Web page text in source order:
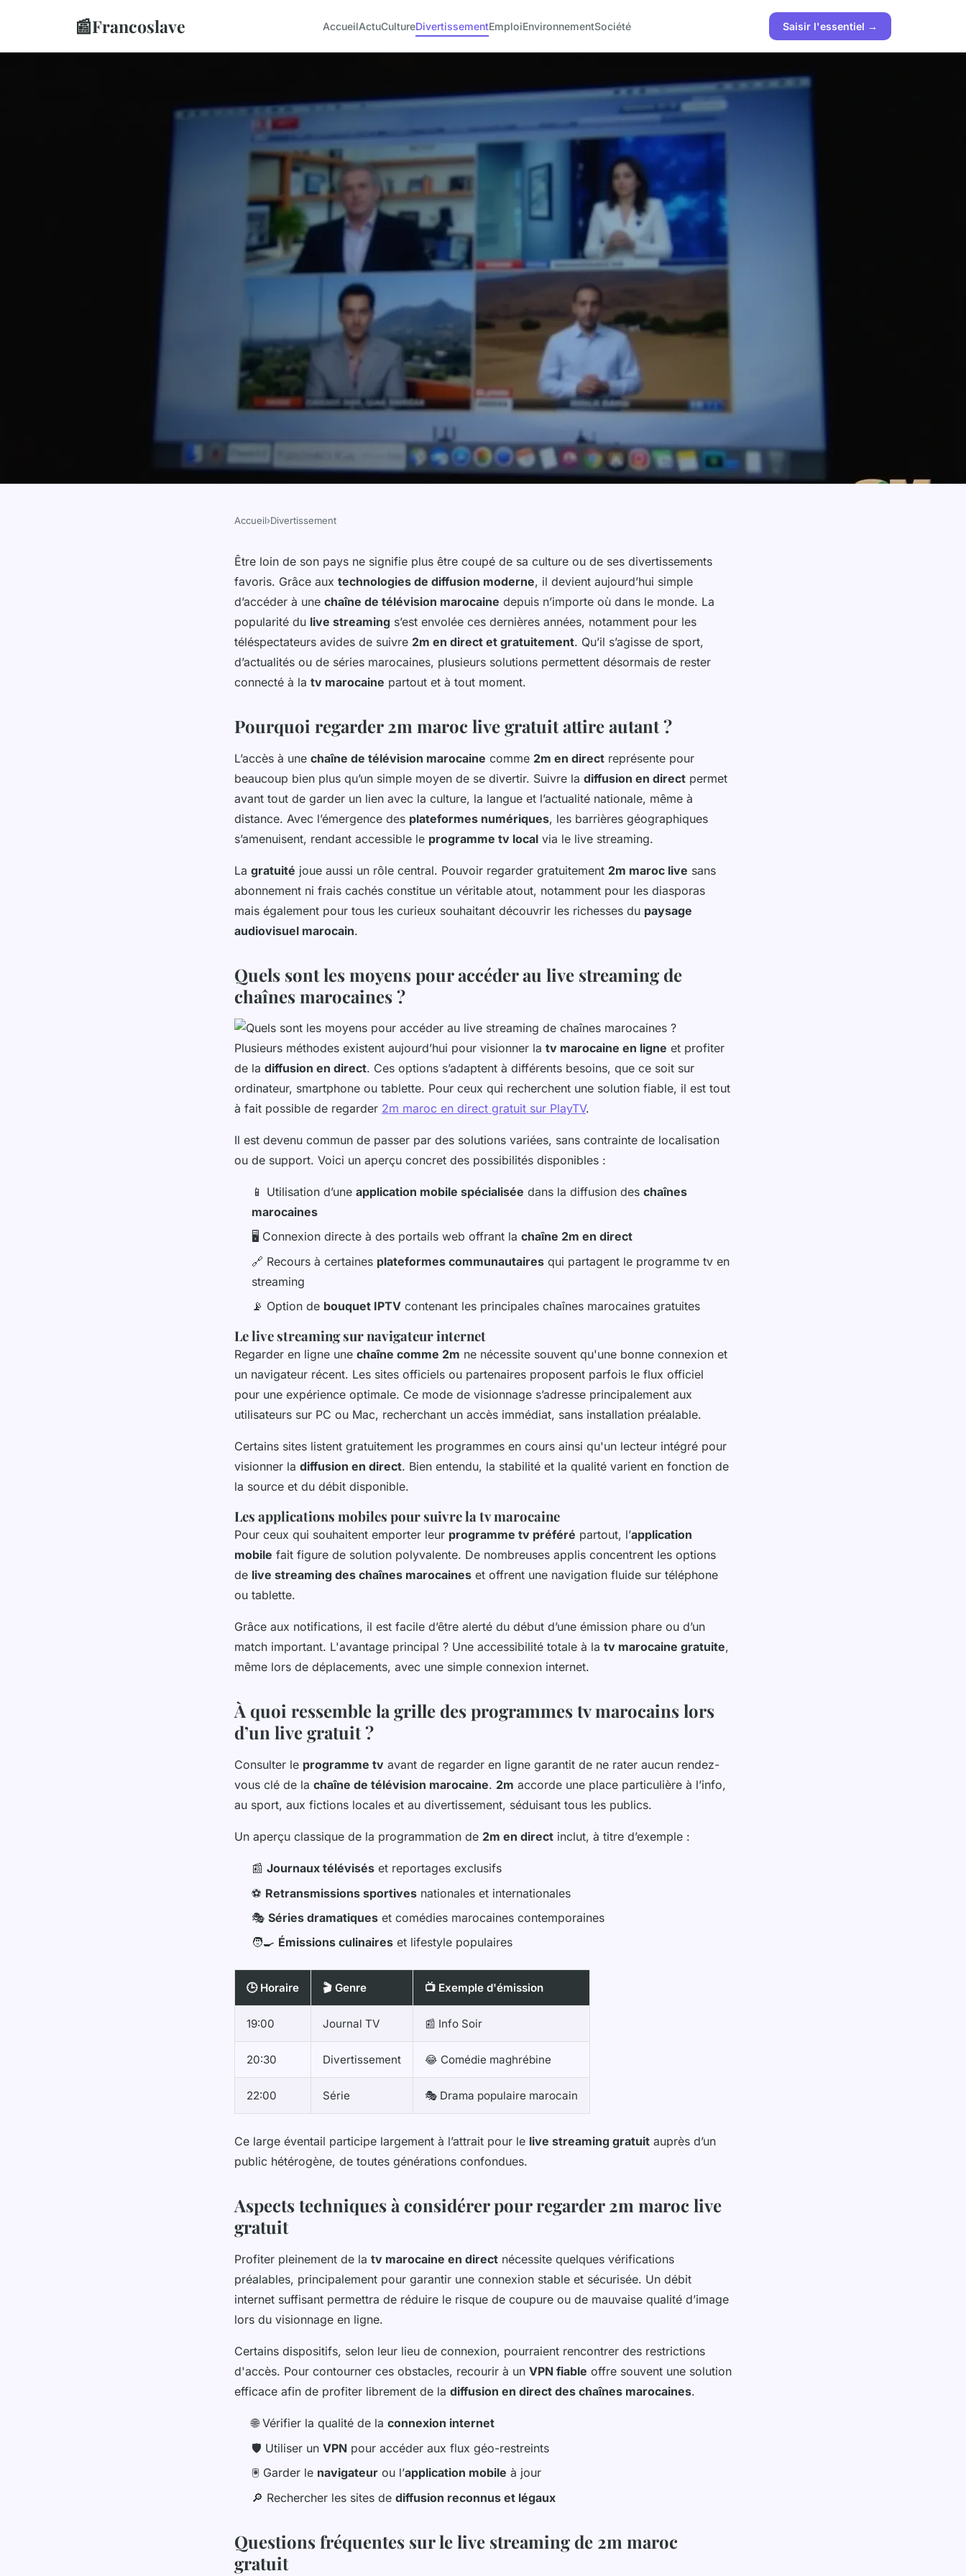
📰Francoslave AccueilActuCultureDivertissementEmploiEnvironnementSociété Saisir l'essentiel →
2m maroc live gratuit : comment
regarder la télévision marocaine en
direct sur internet
Accueil›Divertissement
Être loin de son pays ne signifie plus être coupé de sa culture ou de ses divertissements
favoris. Grâce aux technologies de diffusion moderne, il devient aujourd’hui simple
d’accéder à une chaîne de télévision marocaine depuis n’importe où dans le monde. La
popularité du live streaming s’est envolée ces dernières années, notamment pour les
téléspectateurs avides de suivre 2m en direct et gratuitement. Qu’il s’agisse de sport,
d’actualités ou de séries marocaines, plusieurs solutions permettent désormais de rester
connecté à la tv marocaine partout et à tout moment.
Pourquoi regarder 2m maroc live gratuit attire autant ?
L’accès à une chaîne de télévision marocaine comme 2m en direct représente pour
beaucoup bien plus qu’un simple moyen de se divertir. Suivre la diffusion en direct permet
avant tout de garder un lien avec la culture, la langue et l’actualité nationale, même à
distance. Avec l’émergence des plateformes numériques, les barrières géographiques
s’amenuisent, rendant accessible le programme tv local via le live streaming.
La gratuité joue aussi un rôle central. Pouvoir regarder gratuitement 2m maroc live sans
abonnement ni frais cachés constitue un véritable atout, notamment pour les diasporas
mais également pour tous les curieux souhaitant découvrir les richesses du paysage
audiovisuel marocain.
Quels sont les moyens pour accéder au live streaming de
chaînes marocaines ?
Plusieurs méthodes existent aujourd’hui pour visionner la tv marocaine en ligne et profiter
de la diffusion en direct. Ces options s’adaptent à différents besoins, que ce soit sur
ordinateur, smartphone ou tablette. Pour ceux qui recherchent une solution fiable, il est tout
à fait possible de regarder 2m maroc en direct gratuit sur PlayTV.
Il est devenu commun de passer par des solutions variées, sans contrainte de localisation
ou de support. Voici un aperçu concret des possibilités disponibles :
📱 Utilisation d’une application mobile spécialisée dans la diffusion des chaînes
marocaines
🖥️ Connexion directe à des portails web offrant la chaîne 2m en direct
🔗 Recours à certaines plateformes communautaires qui partagent le programme tv en
streaming
📡 Option de bouquet IPTV contenant les principales chaînes marocaines gratuites
Le live streaming sur navigateur internet
Regarder en ligne une chaîne comme 2m ne nécessite souvent qu'une bonne connexion et
un navigateur récent. Les sites officiels ou partenaires proposent parfois le flux officiel
pour une expérience optimale. Ce mode de visionnage s’adresse principalement aux
utilisateurs sur PC ou Mac, recherchant un accès immédiat, sans installation préalable.
Certains sites listent gratuitement les programmes en cours ainsi qu'un lecteur intégré pour
visionner la diffusion en direct. Bien entendu, la stabilité et la qualité varient en fonction de
la source et du débit disponible.
Les applications mobiles pour suivre la tv marocaine
Pour ceux qui souhaitent emporter leur programme tv préféré partout, l’application
mobile fait figure de solution polyvalente. De nombreuses applis concentrent les options
de live streaming des chaînes marocaines et offrent une navigation fluide sur téléphone
ou tablette.
Grâce aux notifications, il est facile d’être alerté du début d’une émission phare ou d’un
match important. L'avantage principal ? Une accessibilité totale à la tv marocaine gratuite,
même lors de déplacements, avec une simple connexion internet.
À quoi ressemble la grille des programmes tv marocains lors
d’un live gratuit ?
Consulter le programme tv avant de regarder en ligne garantit de ne rater aucun rendez-
vous clé de la chaîne de télévision marocaine. 2m accorde une place particulière à l’info,
au sport, aux fictions locales et au divertissement, séduisant tous les publics.
Un aperçu classique de la programmation de 2m en direct inclut, à titre d’exemple :
📰 Journaux télévisés et reportages exclusifs
⚽ Retransmissions sportives nationales et internationales
🎭 Séries dramatiques et comédies marocaines contemporaines
🧑‍🍳 Émissions culinaires et lifestyle populaires
🕒 Horaire 🎬 Genre 📺 Exemple d'émission
19:00 Journal TV 📰 Info Soir
20:30 Divertissement 😂 Comédie maghrébine
22:00 Série 🎭 Drama populaire marocain
Ce large éventail participe largement à l’attrait pour le live streaming gratuit auprès d’un
public hétérogène, de toutes générations confondues.
Aspects techniques à considérer pour regarder 2m maroc live
gratuit
Profiter pleinement de la tv marocaine en direct nécessite quelques vérifications
préalables, principalement pour garantir une connexion stable et sécurisée. Un débit
internet suffisant permettra de réduire le risque de coupure ou de mauvaise qualité d’image
lors du visionnage en ligne.
Certains dispositifs, selon leur lieu de connexion, pourraient rencontrer des restrictions
d'accès. Pour contourner ces obstacles, recourir à un VPN fiable offre souvent une solution
efficace afin de profiter librement de la diffusion en direct des chaînes marocaines.
🌐 Vérifier la qualité de la connexion internet
🛡️ Utiliser un VPN pour accéder aux flux géo-restreints
🖲️ Garder le navigateur ou l’application mobile à jour
🔎 Rechercher les sites de diffusion reconnus et légaux
Questions fréquentes sur le live streaming de 2m maroc
gratuit